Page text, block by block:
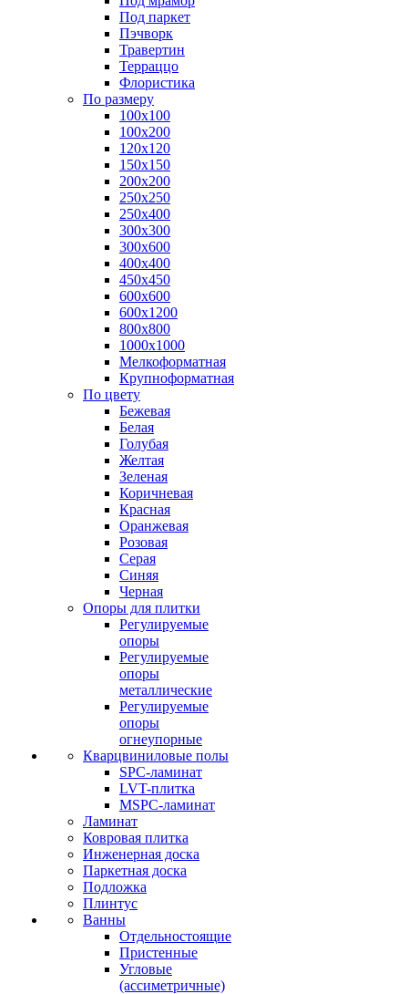
Под паркет
Пэчворк
Травертин
Терраццо
Флористика
По размеру
100х100
100х200
120х120
150х150
200х200
250х250
250х400
300х300
300х600
400х400
450х450
600х600
600х1200
800х800
1000х1000
Мелкоформатная
Крупноформатная
По цвету
Бежевая
Белая
Голубая
Желтая
Зеленая
Коричневая
Красная
Оранжевая
Розовая
Серая
Синяя
Черная
Опоры для плитки
Регулируемые
опоры
Регулируемые
опоры
металлические
Регулируемые
опоры
огнеупорные
Кварцвиниловые полы
SPC-ламинат
LVT-плитка
MSPC-ламинат
Ламинат
Ковровая плитка
Инженерная доска
Паркетная доска
Подложка
Плинтус
Ванны
Отдельностоящие
Пристенные
Угловые
(ассиметричные)